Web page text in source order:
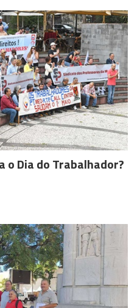
o Dia do Trabalhador?